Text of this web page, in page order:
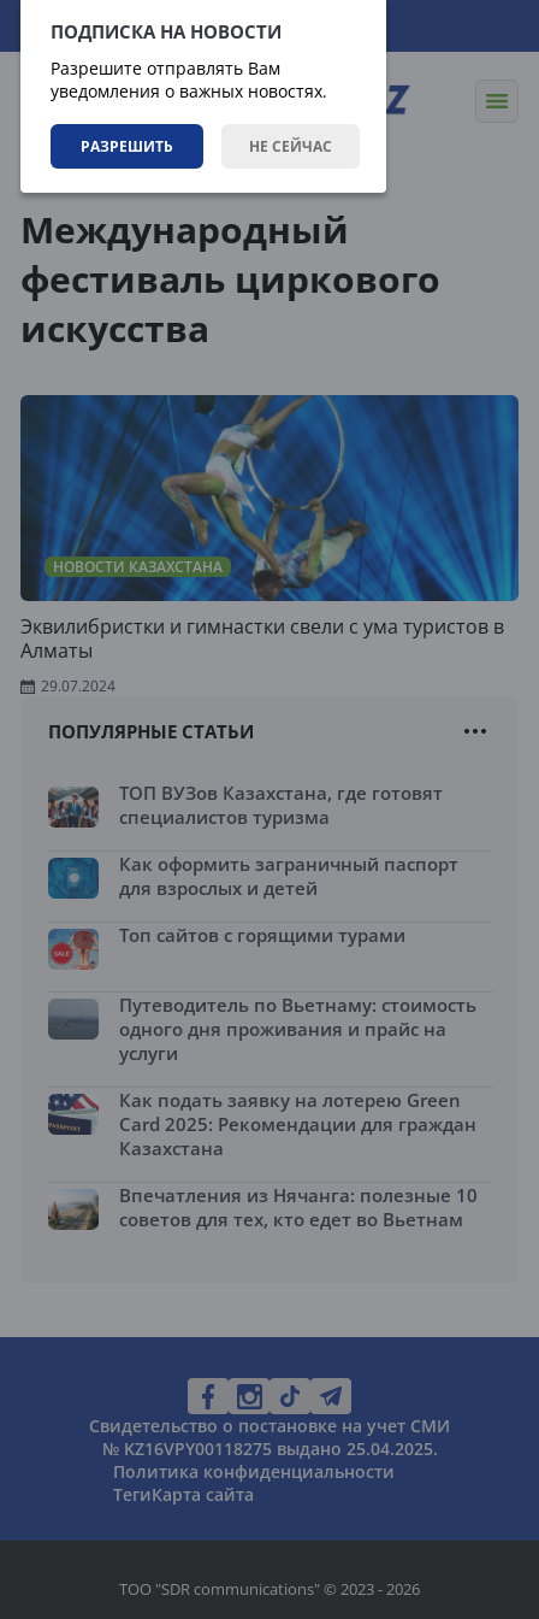
ПОДПИСКА НА НОВОСТИ
Разрешите отправлять Вам
уведомления о важных новостях.
РАЗРЕШИТЬ НЕ СЕЙЧАС
08.08.2026 07:11:25
Международный
фестиваль циркового
искусства
НОВОСТИ КАЗАХСТАНА
Эквилибристки и гимнастки свели с ума туристов в
Алматы
29.07.2024
ПОПУЛЯРНЫЕ СТАТЬИ
ТОП ВУЗов Казахстана, где готовят
специалистов туризма
Как оформить заграничный паспорт
для взрослых и детей
Топ сайтов с горящими турами
Путеводитель по Вьетнаму: стоимость
одного дня проживания и прайс на
услуги
Как подать заявку на лотерею Green
Card 2025: Рекомендации для граждан
Казахстана
Впечатления из Нячанга: полезные 10
советов для тех, кто едет во Вьетнам
Свидетельство о постановке на учет СМИ
№ KZ16VPY00118275 выдано 25.04.2025.
Политика конфиденциальности
ТегиКарта сайта
ТОО "SDR communications" © 2023 - 2026